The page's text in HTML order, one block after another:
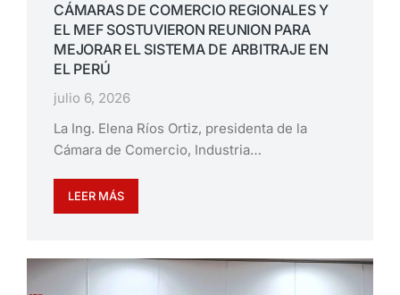
CÁMARAS DE COMERCIO REGIONALES Y
EL MEF SOSTUVIERON REUNION PARA
MEJORAR EL SISTEMA DE ARBITRAJE EN
EL PERÚ
julio 6, 2026
La Ing. Elena Ríos Ortiz, presidenta de la
Cámara de Comercio, Industria…
LEER MÁS